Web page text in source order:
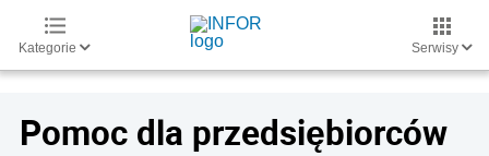
Kategorie Serwisy
Pomoc dla przedsiębiorców